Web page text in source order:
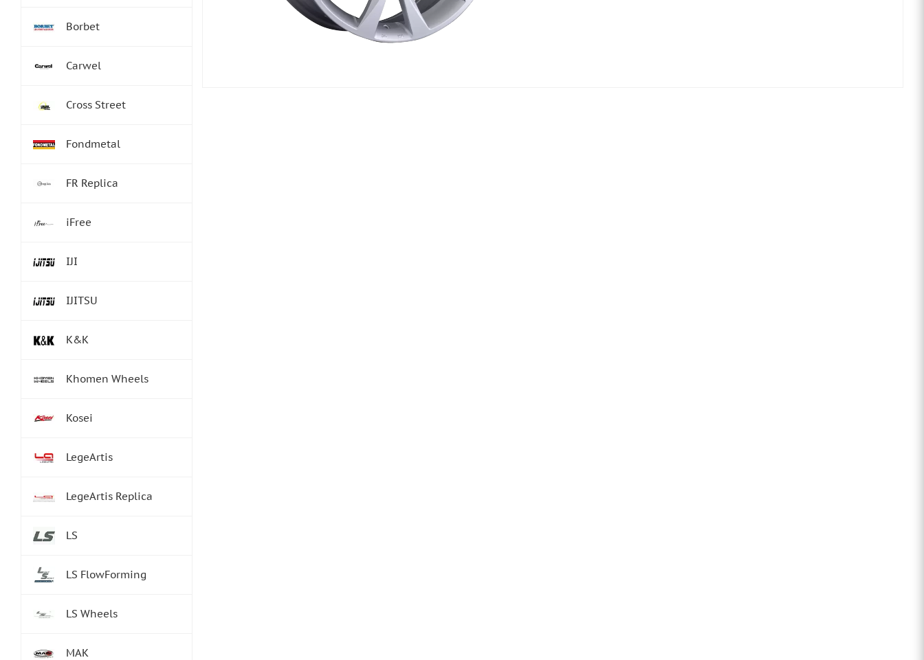
Borbet
Carwel
Cross Street
Fondmetal
FR Replica
iFree
IJI
IJITSU
K&K
Khomen Wheels
Kosei
LegeArtis
LegeArtis Replica
LS
LS FlowForming
LS Wheels
MAK